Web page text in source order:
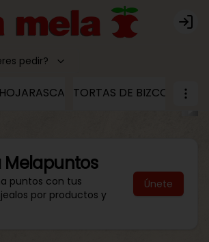
Login
pedir?
TORTAS DE BIZCOCHO
Melapuntos
puntos con tus
por productos y
Únete